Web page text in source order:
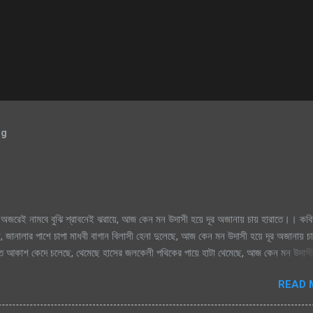
নামবে বুঝি শ্রাবনেই ঝরায়ে, আজ কেন মন উদাসী হয়ে দূর অজানায় চায় হারাতে।।
পাশে চাপা মাধবী বাগান বিলাসী হেনা দুলেছে, আজ কেন মন উদাসী হয়ে দূর অজানায়
কেদে চলেছে, থেমেছে হাসের জলকেলী পথিকের পায়ে হাটা থেমেছে, আজ কেন মন উদাসী
READ